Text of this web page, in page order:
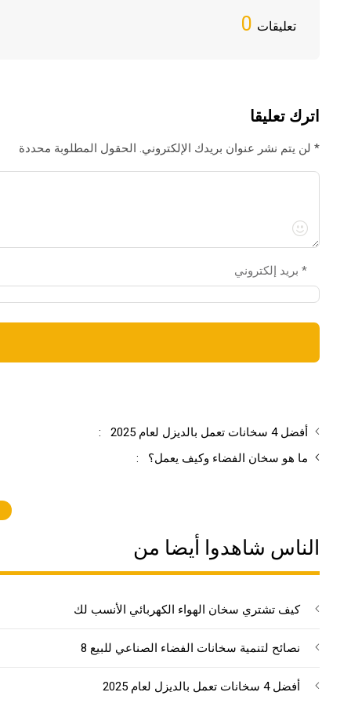
0 تعليقات
اترك تعليقا
لن يتم نشر عنوان بريدك الإلكتروني. الحقول المطلوبة محددة *
بريد إلكتروني *
:
أفضل 4 سخانات تعمل بالديزل لعام 2025
: ما هو سخان الفضاء وكيف يعمل؟
الناس شاهدوا أيضا من
كيف تشتري سخان الهواء الكهربائي الأنسب لك
8 نصائح لتنمية سخانات الفضاء الصناعي للبيع
أفضل 4 سخانات تعمل بالديزل لعام 2025